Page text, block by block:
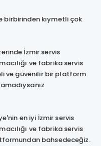
birbirinden kıymetli çok
İzmir servis
ve fabrika servis
ve güvenilir bir platform
en iyi İzmir servis
ve fabrika servis
bahsedeceğiz.